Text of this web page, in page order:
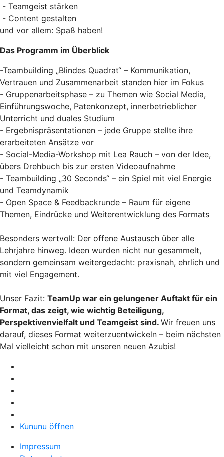
- Teamgeist stärken
- Content gestalten
und vor allem: Spaß haben!
Das Programm im Überblick
-Teambuilding „Blindes Quadrat“ – Kommunikation,
Vertrauen und Zusammenarbeit standen hier im Fokus
- Gruppenarbeitsphase – zu Themen wie Social Media,
Einführungswoche, Patenkonzept, innerbetrieblicher
Unterricht und duales Studium
- Ergebnispräsentationen – jede Gruppe stellte ihre
erarbeiteten Ansätze vor
- Social-Media-Workshop mit Lea Rauch – von der Idee,
übers Drehbuch bis zur ersten Videoaufnahme
- Teambuilding „30 Seconds“ – ein Spiel mit viel Energie
und Teamdynamik
- Open Space & Feedbackrunde – Raum für eigene
Themen, Eindrücke und Weiterentwicklung des Formats
Besonders wertvoll: Der offene Austausch über alle
Lehrjahre hinweg. Ideen wurden nicht nur gesammelt,
sondern gemeinsam weitergedacht: praxisnah, ehrlich und
mit viel Engagement.
Unser Fazit: TeamUp war ein gelungener Auftakt für ein
Format, das zeigt, wie wichtig Beteiligung,
Perspektivenvielfalt und Teamgeist sind. Wir freuen uns
darauf, dieses Format weiterzuentwickeln – beim nächsten
Mal vielleicht schon mit unseren neuen Azubis!
Kununu öffnen
Impressum